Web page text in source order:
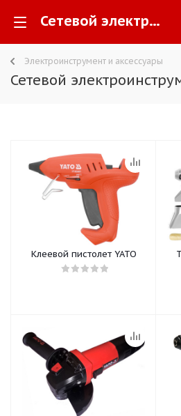
Сетевой электроинструмент -
Электроинструмент и аксессуары
Сетевой
Клеевой пистолет YATO